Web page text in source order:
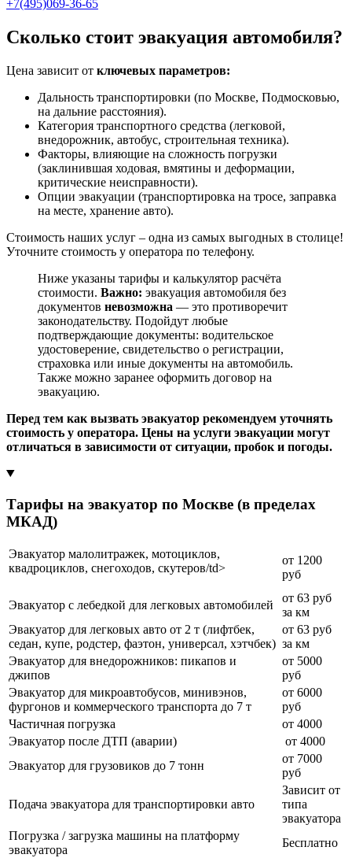
+7(495)069-36-65
Сколько стоит эвакуация автомобиля?
Цена зависит от ключевых параметров:
Дальность транспортировки (по Москве, Подмосковью,
на дальние расстояния).
Категория транспортного средства (легковой,
внедорожник, автобус, строительная техника).
Факторы, влияющие на сложность погрузки
(заклинившая ходовая, вмятины и деформации,
критические неисправности).
Опции эвакуации (транспортировка на тросе, заправка
на месте, хранение авто).
Стоимость наших услуг – одна из самых выгодных в столице!
Уточните стоимость у оператора по телефону.
Ниже указаны тарифы и калькулятор расчёта
стоимости. Важно: эвакуация автомобиля без
документов невозможна — это противоречит
законодательству. Подойдут любые
подтверждающие документы: водительское
удостоверение, свидетельство о регистрации,
страховка или иные документы на автомобиль.
Также можно заранее оформить договор на
эвакуацию.
Перед тем как вызвать эвакуатор рекомендуем уточнять
стоимость у оператора. Цены на услуги эвакуации могут
отличаться в зависимости от ситуации, пробок и погоды.
Тарифы на эвакуатор по Москве (в пределах
МКАД)
Эвакуатор малолитражек, мотоциклов,
квадроциклов, снегоходов, скутеров/td>
от 1200
руб
Эвакуатор с лебедкой для легковых автомобилей
от 63 руб
за км
Эвакуатор для легковых авто от 2 т (лифтбек,
седан, купе, родстер, фаэтон, универсал, хэтчбек)
от 63 руб
за км
Эвакуатор для внедорожников: пикапов и
джипов
от 5000
руб
Эвакуатор для микроавтобусов, минивэнов,
фургонов и коммерческого транспорта до 7 т
от 6000
руб
Частичная погрузка
от 4000
Эвакуатор после ДТП (аварии)
от 4000
Эвакуатор для грузовиков до 7 тонн
от 7000
руб
Подача эвакуатора для транспортировки авто
Зависит от
типа
эвакуатора
Погрузка / загрузка машины на платформу
эвакуатора
Бесплатно